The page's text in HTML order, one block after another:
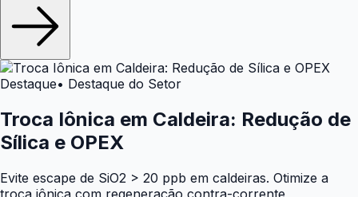
Destaque• Destaque do Setor
Troca Iônica em Caldeira: Redução de
Sílica e OPEX
Evite escape de SiO2 > 20 ppb em caldeiras. Otimize a
troca iônica com regeneração contra-corrente,